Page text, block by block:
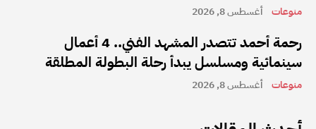
منوعات أغسطس 8, 2026
رحمة أحمد تتصدر المشهد الفني.. 4 أعمال
سينمائية ومسلسل يبدأ رحلة البطولة المطلقة
منوعات أغسطس 8, 2026